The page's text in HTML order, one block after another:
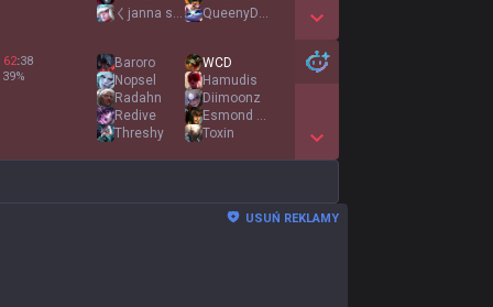
くjanna superstar
QueenyDeluxe
Show More Detail Games
62:38
39%
Baroro
Nopsel
Radahn
Redive
Threshy
WCD
Hamudis
Diimoonz
Esmond Dantès
Toxin
Show More Detail Games
USUŃ REKLAMY